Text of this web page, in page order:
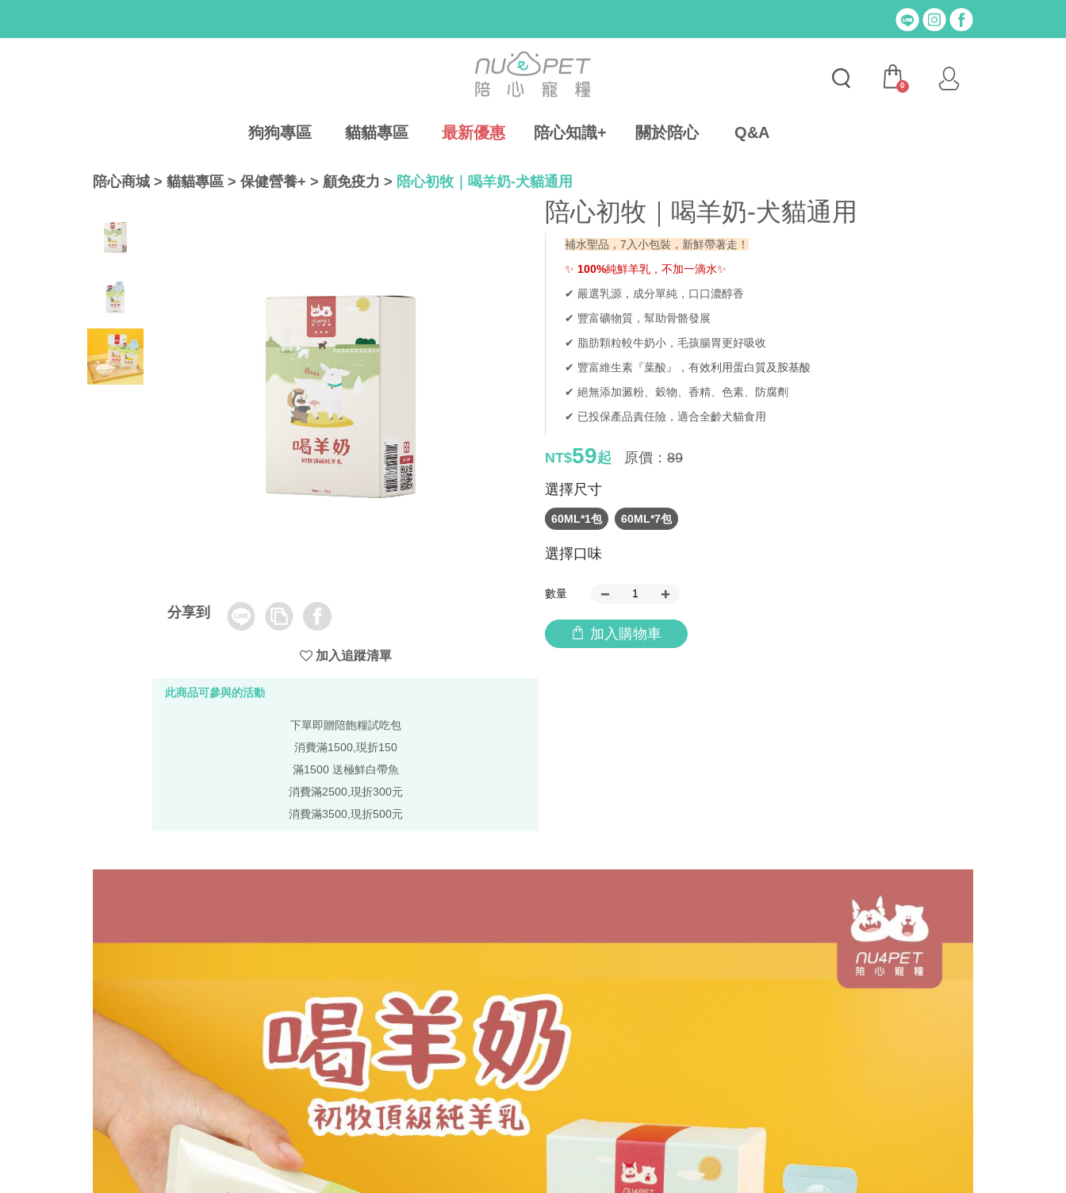
狗狗專區 貓貓專區 最新優惠 陪心知識+ 關於陪心 Q&A
0
陪心商城 > 貓貓專區 > 保健營養+ > 顧免疫力 > 陪心初牧｜喝羊奶-犬貓通用
分享到 Line
Copy
Link
Facebook
加入追蹤清單
此商品可參與的活動
下單即贈陪飽糧試吃包
消費滿1500,現折150
滿1500 送極鮮白帶魚
消費滿2500,現折300元
消費滿3500,現折500元
陪心初牧｜喝羊奶-犬貓通用
補水聖品，7入小包裝，新鮮帶著走！
✨ 100%純鮮羊乳，不加一滴水✨
✔ 嚴選乳源，成分單純，口口濃醇香
✔ 豐富礦物質，幫助骨骼發展
✔ 脂肪顆粒較牛奶小，毛孩腸胃更好吸收
✔ 豐富維生素『葉酸』，有效利用蛋白質及胺基酸
✔ 絕無添加澱粉、穀物、香精、色素、防腐劑
✔ 已投保產品責任險 ，適合全齡犬貓食用
NT$59起 原價： 89
選擇尺寸
60ML*1包 60ML*7包
選擇口味
數量
加入購物車